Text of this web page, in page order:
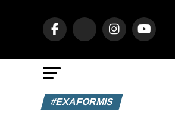
#EXAFORMIS